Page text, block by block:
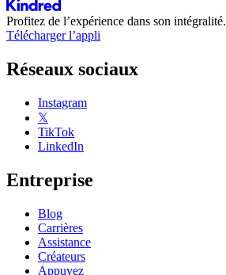
Profitez de l’expérience dans son intégralité.
Télécharger l’appli
Réseaux sociaux
Instagram
𝕏
TikTok
LinkedIn
Entreprise
Blog
Carrières
Assistance
Créateurs
Appuyez